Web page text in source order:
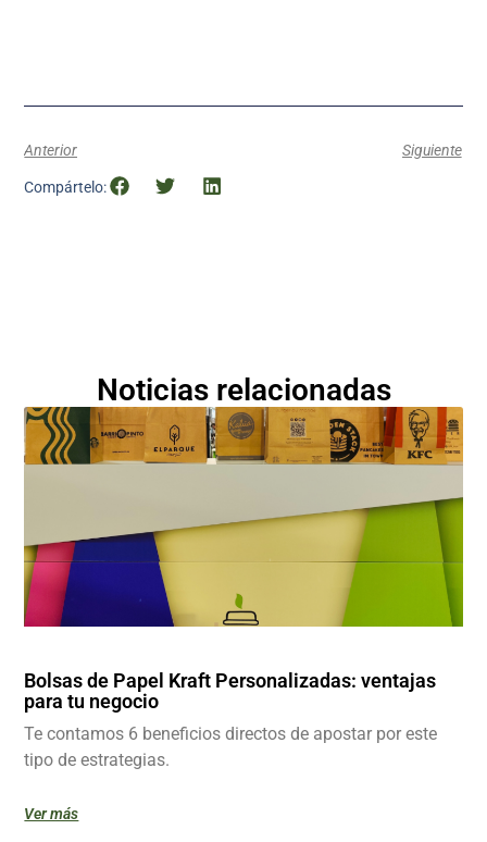
Anterior Siguiente
Compártelo:
Noticias relacionadas
Bolsas de Papel Kraft Personalizadas: ventajas
para tu negocio
Te contamos 6 beneficios directos de apostar por este
tipo de estrategias.
Ver más